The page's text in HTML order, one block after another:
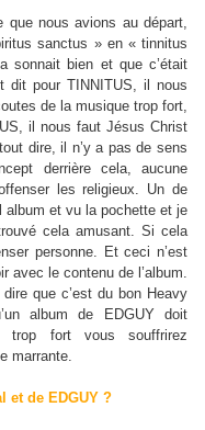
nous avions au départ,
sanctus » en « tinnitus
sonnait bien et que c’était
dit pour TINNITUS, il nous
de la musique trop fort,
il nous faut Jésus Christ
dire, il n’y a pas de sens
derrière cela, aucune
les religieux. Un de
album et vu la pochette et je
cela amusant. Si cela
personne. Et ceci n’est
avec le contenu de l’album.
que c’est du bon Heavy
album de EDGUY doit
trop fort vous souffrirez
marrante.
et de EDGUY ?